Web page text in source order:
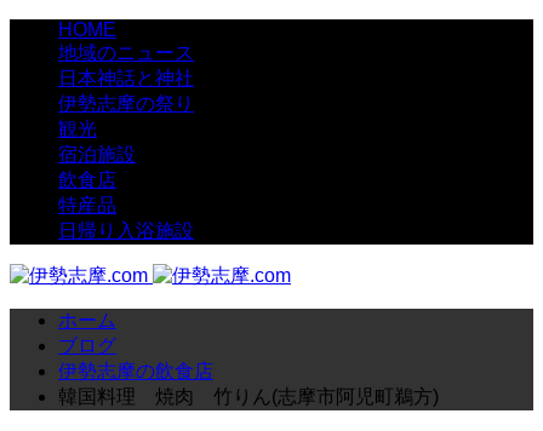
HOME
地域のニュース
日本神話と神社
伊勢志摩の祭り
観光
宿泊施設
飲食店
特産品
日帰り入浴施設
ホーム
ブログ
伊勢志摩の飲食店
韓国料理 焼肉 竹りん(志摩市阿児町鵜方)